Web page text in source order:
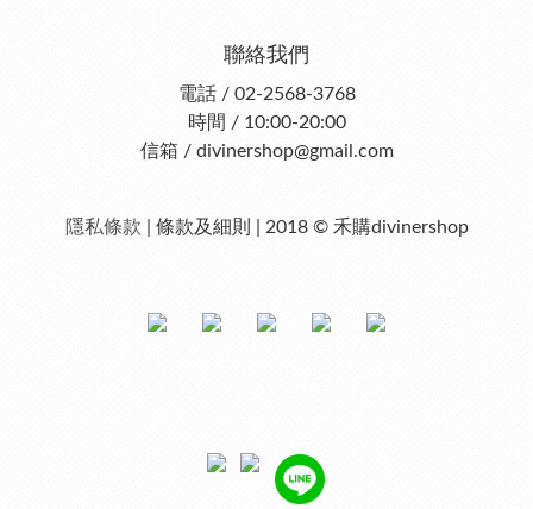
聯絡我們
電話 / 02-2568-3768
時間 / 10:00-20:00
信箱 / divinershop@gmail.com
隱私條款 | 條款及細則 | 2018 © 禾購divinershop